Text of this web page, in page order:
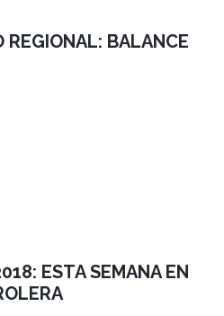
REGIONAL: BALANCE
ESTA SEMANA EN